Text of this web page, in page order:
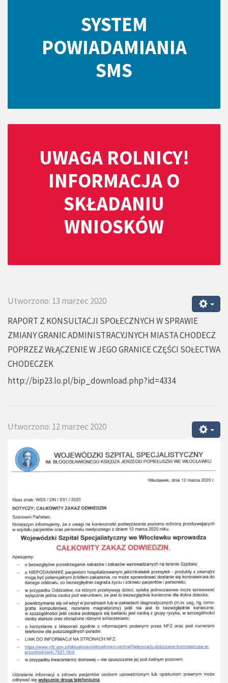
SYSTEM
POWIADAMIANIA
SMS
UWAGA ROLNICY!
INFORMACJA O
SKŁADANIU
WNIOSKÓW
Utworzono: 13 marzec 2020
RAPORT Z KONSULTACJI SPOŁECZNYCH W SPRAWIE
ZMIANY GRANIC ADMINISTRACYJNYCH MIASTA CHODECZ
POPRZEZ WŁĄCZENIE W JEGO GRANICE CZĘŚCI SOŁECTWA
CHODECZEK
http://bip23.lo.pl/bip_download.php?id=4334
Utworzono: 12 marzec 2020